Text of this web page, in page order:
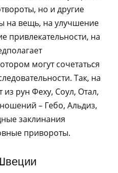
но и другие
на вещь, на улучшение
привлекательности, на
могут сочетаться
Так, на
из рун Феху, Соул, Отал,
– Гебо, Альдиз,
заклинания
привороты.